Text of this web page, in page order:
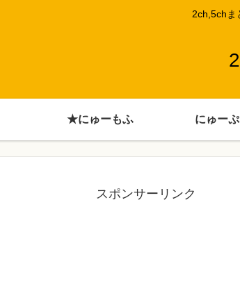
2ch,5chま
★にゅーもふ にゅー
スポンサーリンク